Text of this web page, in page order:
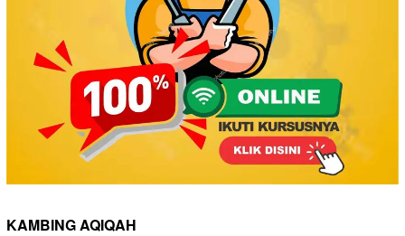
KAMBING AQIQAH